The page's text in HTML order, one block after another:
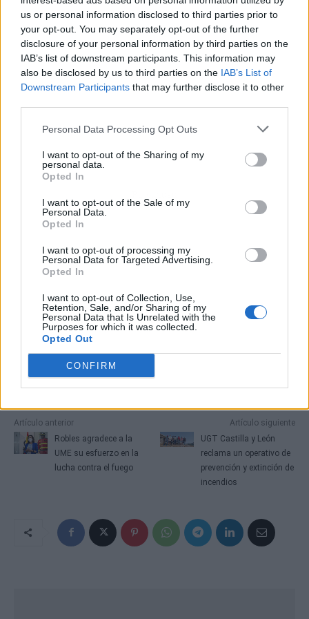
us or personal information disclosed to third parties prior to
your opt-out. You may separately opt-out of the further
disclosure of your personal information by third parties on the
IAB’s list of downstream participants. This information may
also be disclosed by us to third parties on the IAB’s List of
Downstream Participants that may further disclose it to other
Personal Data Processing Opt Outs
I want to opt-out of the Sharing of my
personal data.
Opted In
I want to opt-out of the Sale of my
Personal Data.
Opted In
I want to opt-out of processing my
Personal Data for Targeted Advertising.
Opted In
I want to opt-out of Collection, Use,
Retention, Sale, and/or Sharing of my
Personal Data that Is Unrelated with the
Purposes for which it was collected.
Opted Out
CONFIRM
Artículo anterior
Robles agradece a la
UME su esfuerzo en la
lucha contra el fuego
Artículo siguiente
UGT Castilla y León
reclama un operativo de
prevención y extinción de
incendios